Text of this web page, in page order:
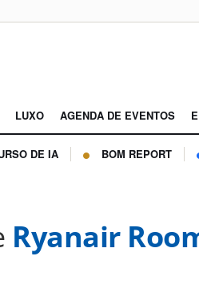
LUXO AGENDA DE EVENTOS
DE IA BOM REPORT
Ryanair